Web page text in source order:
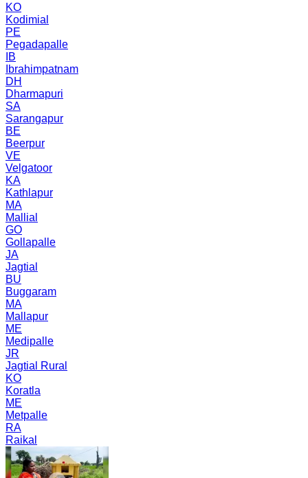
KO
Kodimial
PE
Pegadapalle
IB
Ibrahimpatnam
DH
Dharmapuri
SA
Sarangapur
BE
Beerpur
VE
Velgatoor
KA
Kathlapur
MA
Mallial
GO
Gollapalle
JA
Jagtial
BU
Buggaram
MA
Mallapur
ME
Medipalle
JR
Jagtial Rural
KO
Koratla
ME
Metpalle
RA
Raikal